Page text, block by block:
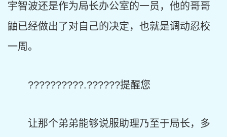
宇智波还是作为局长办公室的一员，他的哥哥
鼬已经做出了对自己的决定，也就是调动忍校
一周。
??????????.??????提醒您
让那个弟弟能够说服助理乃至于局长，多